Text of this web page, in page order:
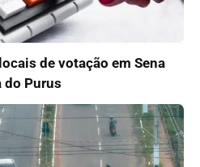
de votação em Sena
do Purus